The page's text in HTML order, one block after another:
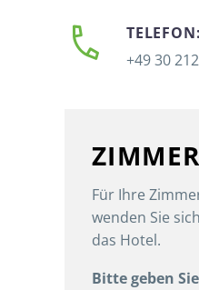


TELEFON:
+49 30
Für Ihre
wenden Sie
das Hotel.
Bitte geben